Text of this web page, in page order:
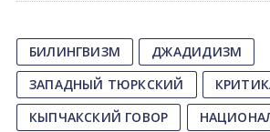
БИЛИНГВИЗМ
ДЖАДИДИЗМ
ЗАПАДНЫЙ ТЮРКСКИЙ
КЫПЧАКСКИЙ ГОВОР